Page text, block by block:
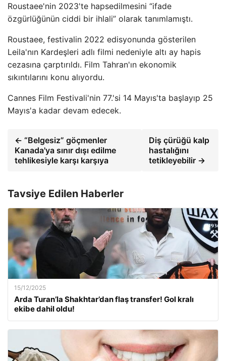
Roustaee'nin 2023'te hapsedilmesini “ifade
özgürlüğünün ciddi bir ihlali” olarak tanımlamıştı.
Roustaee, festivalin 2022 edisyonunda gösterilen
Leila'nın Kardeşleri adlı filmi nedeniyle altı ay hapis
cezasına çarptırıldı. Film Tahran'ın ekonomik
sıkıntılarını konu alıyordu.
Cannes Film Festivali'nin 77.'si 14 Mayıs'ta başlayıp 25
Mayıs'a kadar devam edecek.
← “Belgesiz” göçmenler
Kanada'ya sınır dışı edilme
tehlikesiyle karşı karşıya
Diş çürüğü kalp
hastalığını
tetikleyebilir →
Tavsiye Edilen Haberler
15/12/2025
Arda Turan’la Shakhtar’dan flaş transfer! Gol kralı
ekibe dahil oldu!